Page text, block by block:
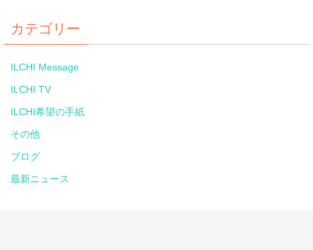
カテゴリー
ILCHI Message
ILCHI TV
ILCHI希望の手紙
その他
ブログ
最新ニュース